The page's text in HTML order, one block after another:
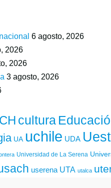
6 agosto, 2026
2026
2026
3 agosto, 2026
cultura
UA uchile UDA
Universidad de La Serena
userena UTA utalca